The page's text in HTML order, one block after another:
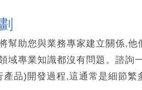
幫助您與業務專家建立關係,
域專業知識都沒有問題。諮詢
品)開發過程,這通常是細節繁